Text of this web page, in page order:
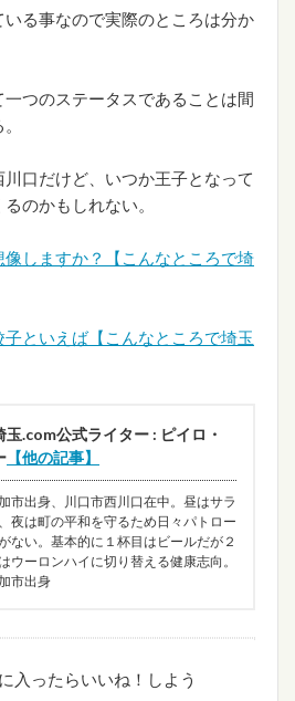
る事なので実際のところは分か
つのステータスであることは間
口だけど、いつか王子となって
のかもしれない。
しますか？【こんなところで埼
といえば【こんなところで埼玉
玉.com公式ライター : ピイロ・
【他の記事】
市出身、川口市西川口在中。昼はサラ
夜は町の平和を守るため日々パトロー
ない。基本的に１杯目はビールだが２
ウーロンハイに切り替える健康志向。
市出身
入ったらいいね！しよう